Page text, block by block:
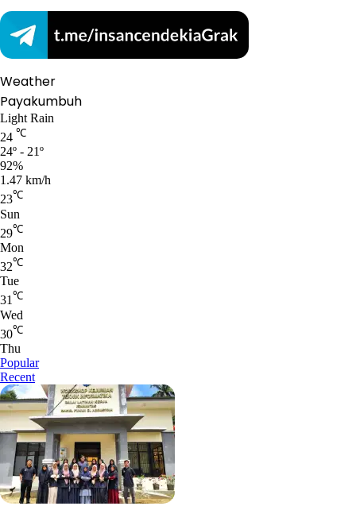
Weather
Payakumbuh
Light Rain
24 ℃
24º - 21º
92%
1.47 km/h
23℃
Sun
29℃
Mon
32℃
Tue
31℃
Wed
30℃
Thu
Popular
Recent